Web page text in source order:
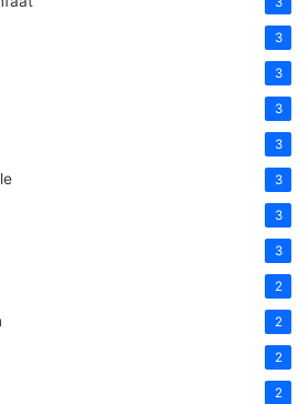
3
3
3
3
3
3
3
2
2
2
2